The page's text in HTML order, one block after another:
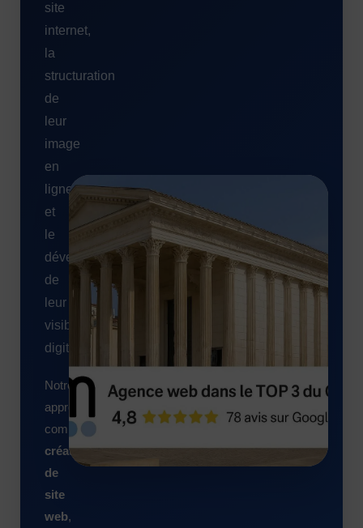
site
internet,
la
structuration
de
leur
image
en
ligne
et
le
développement
de
leur
visibilité
digitale.
Notre
approche
combine
création
de
site
web,